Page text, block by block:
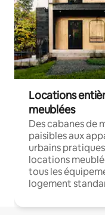
Locations
meublées
Des cabanes de
paisibles aux
urbains
locations
tous les
logement